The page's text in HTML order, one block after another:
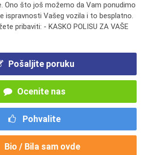
Ono što još možemo da Vam ponudimo
ispravnosti Vašeg vozila i to besplatno.
pribaviti: - KASKO POLISU ZA VAŠE
Pošaljite poruku
Ocenite nas
Pohvalite
Bio / Bila sam ovde